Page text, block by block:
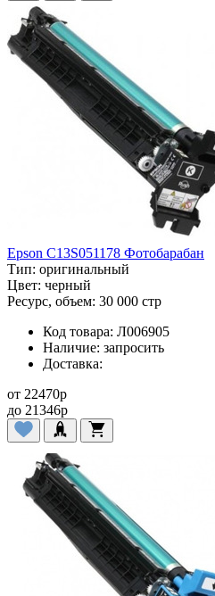
Epson C13S051178 Фотобарабан
Тип: оригинальный
Цвет: черный
Ресурс, объем: 30 000 стр
Код товара: Л006905
Наличие: запросить
Доставка:
от 22470p
до 21346p